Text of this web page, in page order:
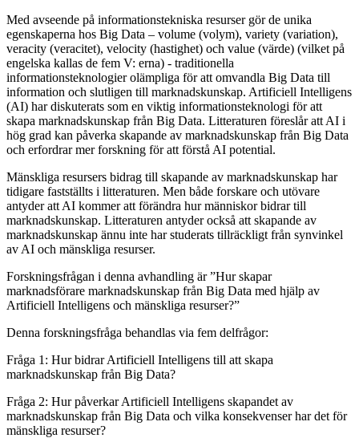
Med avseende på informationstekniska resurser gör de unika
egenskaperna hos Big Data – volume (volym), variety (variation),
veracity (veracitet), velocity (hastighet) och value (värde) (vilket på
engelska kallas de fem V: erna) - traditionella
informationsteknologier olämpliga för att omvandla Big Data till
information och slutligen till marknadskunskap. Artificiell Intelligens
(AI) har diskuterats som en viktig informationsteknologi för att
skapa marknadskunskap från Big Data. Litteraturen föreslår att AI i
hög grad kan påverka skapande av marknadskunskap från Big Data
och erfordrar mer forskning för att förstå AI potential.
Mänskliga resursers bidrag till skapande av marknadskunskap har
tidigare fastställts i litteraturen. Men både forskare och utövare
antyder att AI kommer att förändra hur människor bidrar till
marknadskunskap. Litteraturen antyder också att skapande av
marknadskunskap ännu inte har studerats tillräckligt från synvinkel
av AI och mänskliga resurser.
Forskningsfrågan i denna avhandling är ”Hur skapar
marknadsförare marknadskunskap från Big Data med hjälp av
Artificiell Intelligens och mänskliga resurser?”
Denna forskningsfråga behandlas via fem delfrågor:
Fråga 1: Hur bidrar Artificiell Intelligens till att skapa
marknadskunskap från Big Data?
Fråga 2: Hur påverkar Artificiell Intelligens skapandet av
marknadskunskap från Big Data och vilka konsekvenser har det för
mänskliga resurser?